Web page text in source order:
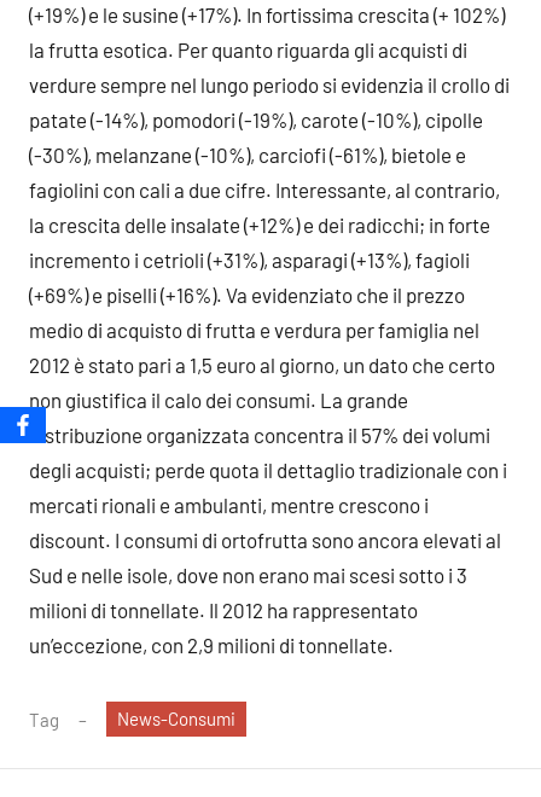
(+19%) e le susine (+17%). In fortissima crescita (+ 102%)
la frutta esotica. Per quanto riguarda gli acquisti di
verdure sempre nel lungo periodo si evidenzia il crollo di
patate (-14%), pomodori (-19%), carote (-10%), cipolle
(-30%), melanzane (-10%), carciofi (-61%), bietole e
fagiolini con cali a due cifre. Interessante, al contrario,
la crescita delle insalate (+12%) e dei radicchi; in forte
incremento i cetrioli (+31%), asparagi (+13%), fagioli
(+69%) e piselli (+16%). Va evidenziato che il prezzo
medio di acquisto di frutta e verdura per famiglia nel
2012 è stato pari a 1,5 euro al giorno, un dato che certo
non giustifica il calo dei consumi. La grande
distribuzione organizzata concentra il 57% dei volumi
degli acquisti; perde quota il dettaglio tradizionale con i
mercati rionali e ambulanti, mentre crescono i
discount. I consumi di ortofrutta sono ancora elevati al
Sud e nelle isole, dove non erano mai scesi sotto i 3
milioni di tonnellate. Il 2012 ha rappresentato
un’eccezione, con 2,9 milioni di tonnellate.
Tag News-Consumi